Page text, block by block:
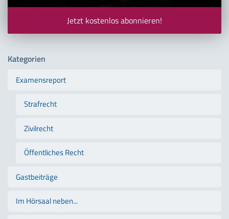
Jetzt kostenlos abonnieren!
Kategorien
Examensreport
Strafrecht
Zivilrecht
Öffentliches Recht
Gastbeiträge
Im Hörsaal neben...